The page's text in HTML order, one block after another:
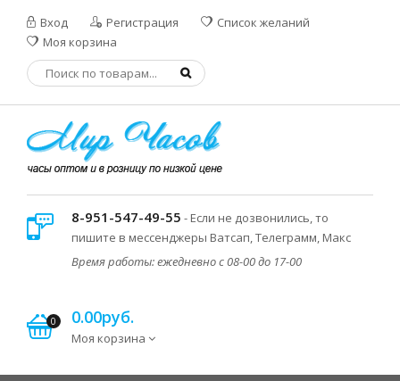
Вход Регистрация
Список желаний
Моя корзина
8-951-547-49-55 - Если не дозвонились, то
пишите в мессенджеры Ватсап, Телеграмм, Макс
Время работы: ежедневно с 08-00 до 17-00
0 0.00руб.
Моя корзина